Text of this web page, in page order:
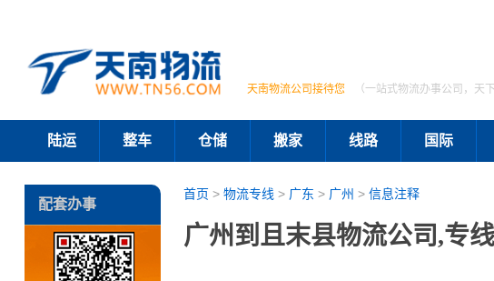
天南物流公司接待您 （一站式物流办事公司，天
陆运 整车 仓储 搬家 线路 国际
首页 > 物流专线 > 广东 > 广州 > 信息注释
广州到且末县物流公司,专
配套办事